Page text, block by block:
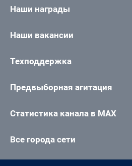
Наши награды
Наши вакансии
Техподдержка
Предвыборная агитация
Статистика канала в MAX
Все города сети